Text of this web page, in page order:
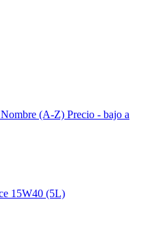
Nombre (A-Z) Precio - bajo a